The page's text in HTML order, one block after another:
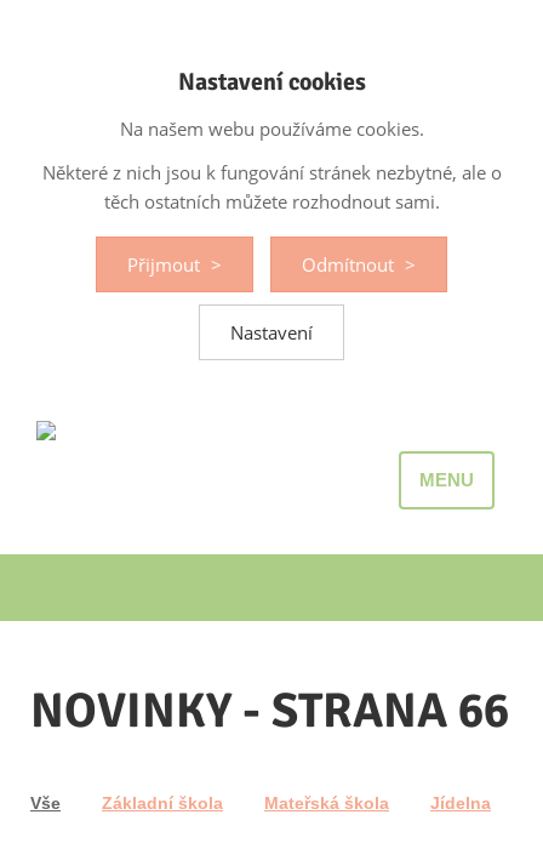
Nastavení cookies
Na našem webu používáme cookies.
Některé z nich jsou k fungování stránek nezbytné, ale o
těch ostatních můžete rozhodnout sami.
Přijmout Odmítnout
Nastavení
MENU
NOVINKY - STRANA 66
Vše Základní škola Mateřská škola Jídelna